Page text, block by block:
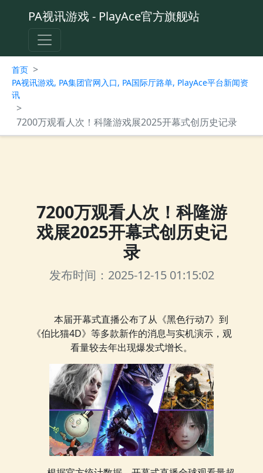
PA视讯游戏 - PlayAce官方旗舰站
首页 >
PA视讯游戏, PA集团官网入口, PA国际厅路单, PlayAce平台新闻资
讯
>
7200万观看人次！科隆游戏展2025开幕式创历史记录
7200万观看人次！科隆游
戏展2025开幕式创历史记
录
发布时间：2025-12-15 01:15:02
本届开幕式直播公布了从《黑色行动7》到
《伯比猫4D》等多款新作的消息与实机演示，观
看量较去年出现爆发式增长。